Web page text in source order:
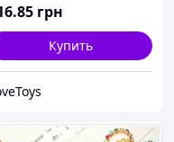
.85 грн
Купить